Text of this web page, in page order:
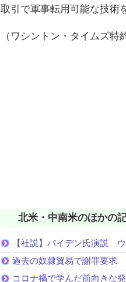
取引で軍事転用可能な技術
（ワシントン・タイムズ特
北米・中南米のほかの
【社説】バイデン氏演説
過去の奴隷貿易で謝罪要
コロナ禍で学んだ前向きな